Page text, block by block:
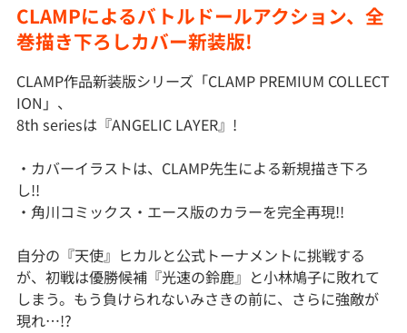
CLAMPによるバトルドールアクション、全
巻描き下ろしカバー新装版!
CLAMP作品新装版シリーズ「CLAMP PREMIUM COLLECT
ION」、
8th seriesは『ANGELIC LAYER』!
・カバーイラストは、CLAMP先生による新規描き下ろ
し!!
・角川コミックス・エース版のカラーを完全再現!!
自分の『天使』ヒカルと公式トーナメントに挑戦する
が、初戦は優勝候補『光速の鈴鹿』と小林鳩子に敗れて
しまう。もう負けられないみさきの前に、さらに強敵が
現れ…!?